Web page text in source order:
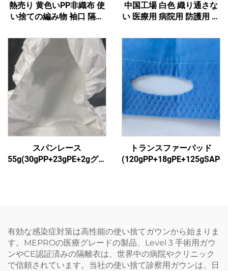
熱売り 黄色いPP非織布 使
い捨ての編み物 袖口 隔離
中国工場 白色 織り通さな
い 医療用 病院用 防護用 防
スパンレース
55g(30gPP+23gPE+2gグル
トランスファーパッド
有効な感染症対策は高性能の使い捨てガウンから始まりま
す。MEPROの医療グレードの製品、Level 3 手術用ガウ
ンやCE認証済みの隔離衣は、世界中の病院やクリニック
で信頼されています。当社の使い捨て診察用ガウンは、日